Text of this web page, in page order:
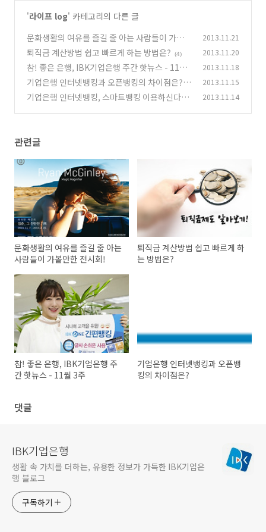
'라이프 log' 카테고리의 다른 글
문화생활의 여유를 즐길 줄 아는 사람들이 가볼만
한 전시회! (2)
2013.11.21
퇴직금 계산방법 쉽고 빠르게 하는 방법은? (4) 2013.11.20
참! 좋은 은행, IBK기업은행 주간 핫뉴스 - 11월
3주
(0)
2013.11.18
기업은행 인터넷뱅킹과 오픈뱅킹의 차이점은?
(2)
2013.11.15
기업은행 인터넷뱅킹, 스마트뱅킹 이용하신다면
2013.11.14
관련글
문화생활의 여유를 즐길 줄 아는
사람들이 가볼만한 전시회!
퇴직금 계산방법 쉽고 빠르게 하
는 방법은?
참! 좋은 은행, IBK기업은행 주
간 핫뉴스 - 11월 3주
기업은행 인터넷뱅킹과 오픈뱅
킹의 차이점은?
댓글
IBK기업은행
생활 속 가치를 더하는, 유용한 정보가 가득한 IBK기업은
행 블로그
구독하기